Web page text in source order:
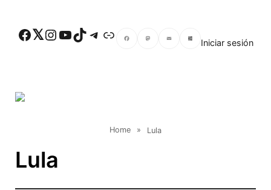
Facebook Twitter Instagram YouTube TikTok Telegram Enlace
Iniciar sesión
Home » Lula
Lula